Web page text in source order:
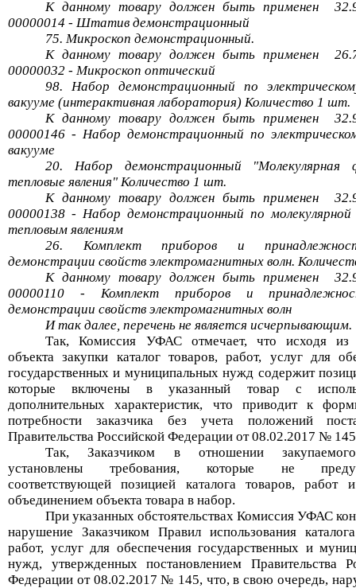
К данному товару должен бытьприменен
00000014 - Штатив демонстрационный
75. Микроскоп демонстрационный.
К данному товару должен бытьприменен
00000032 - Микроскоп оптический
98. Набор демонстрационный по
вакууме (интерактивная лаборатория) Количество 1 шт.
К данному товару должен бытьприменен
00000146 - Набор демонстрационный по
вакууме
20. Набор демонстрационный "Молекулярная
тепловые явления" Количество 1 шт.
К данному товару должен бытьприменен
00000138 - Набор демонстрационный по
тепловым явлениям
26. Комплект приборов и
демонстрации свойств электромагнитных волн.
К данному товару должен бытьприменен
00000110 - Комплект приборов и
демонстрации свойств электромагнитных волн
И так далее, перечень не является исчерпывающим.
Так, Комиссия УФАС отмечает, что исходя из
объекта закупки каталог товаров, работ, услуг для
государственных и муниципальных нужд содержит
которые включены в указанный товар с
дополнительных характеристик, что приводит к
потребности заказчика без учета положений
Правительства Российской Федерации от 08.02.2017 № 145
Так, Заказчиком в отношении
установлены требования, которые не
соответствующей позицией каталога товаров, работ
объединением объекта товара в набор.
При указанных обстоятельствах Комиссия УФАС
нарушение Заказчиком Правил использования
работ, услуг для обеспечения государственных и
нужд, утвержденных постановлением Правительства
Федерации от 08.02.2017 № 145, что, в свою очередь,